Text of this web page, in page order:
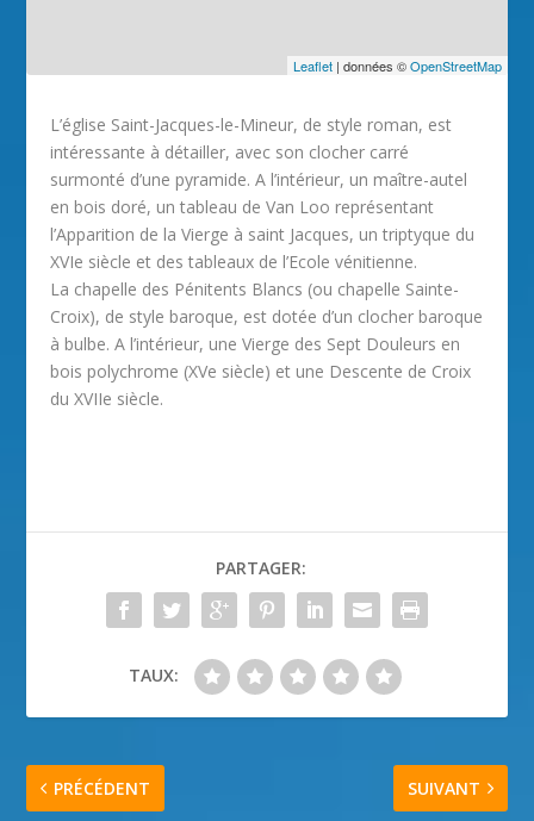
Leaflet| données ©OpenStreetMap
L’église Saint-Jacques-le-Mineur, de style roman, est
intéressante à détailler, avec son clocher carré
surmonté d’une pyramide. A l’intérieur, un maître-autel
en bois doré, un tableau de Van Loo représentant
l’Apparition de la Vierge à saint Jacques, un triptyque du
XVIe siècle et des tableaux de l’Ecole vénitienne.
La chapelle des Pénitents Blancs (ou chapelle Sainte-
Croix), de style baroque, est dotée d’un clocher baroque
à bulbe. A l’intérieur, une Vierge des Sept Douleurs en
bois polychrome (XVe siècle) et une Descente de Croix
du XVIIe siècle.
PARTAGER:
TAUX:
PRÉCÉDENT SUIVANT